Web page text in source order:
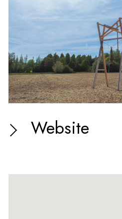
Website